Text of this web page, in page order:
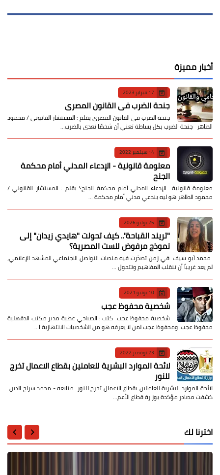
أخبار مميزة
17 فبراير 2023
جنحة الضرب في القانون المصري
جنحة الضرب في القانون المصري بقلم : المستشار القانوني / محمود
الطاهر جنحة الضرب بكل بساطة تعني أن شخصًا تعدى بالضرب…
14 سبتمبر 2022
معلومة قانونية - الإدعاء المدني أمام محكمة
الجنح
معلومة قانونية الإدعاء المدني أمام محكمة الجنح؟ بقلم : المستشار القانوني /
محمود الطاهر هو ليه بندعي مدني أمام محكمة …
25 يوليو 2026
​"تريند القباحة".. كيف تحولت "هايدي زيدان" إلى
نموذج مرفوض للست المصرية؟
​ محمد أبو سيف ​في زمن تصدّرت فيه منصات التواصل الاجتماعي المشهد الإعلامي،
لم يعد غريباً أن تنقلب المفاهيم وتتحول …
10 يونيو 2021
شخصية محفوظ عجب
شخصية محفوظ عجب كتب : الصباحي عطية مدير مكتب الدقهلية
محفوظ عجب ومحفوظ عجب لمن لا يعرفه هو من الشخصيات الانتهازية ا…
23 نوفمبر 2022
لائحة الموارد البشرية للعاملين بقطاع الاعمال تخرج
للنور
لائحة الموارد البشرية للعاملين بقطاع الاعمال تخرج للنور متابعه:- محمد سراج الدين
كشفت مصادر مؤكدة بوزارة قطاع الأعم…
اخترنا لك